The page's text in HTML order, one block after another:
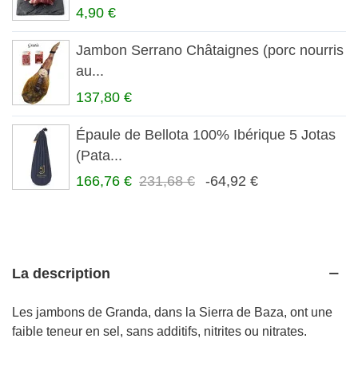
4,90 €
Jambon Serrano Châtaignes (porc nourris
au...
137,80 €
Épaule de Bellota 100% Ibérique 5 Jotas
(Pata...
166,76 € 231,68 € -64,92 €
La description
Les jambons de Granda, dans la Sierra de Baza, ont une
faible teneur en sel, sans additifs, nitrites ou nitrates.